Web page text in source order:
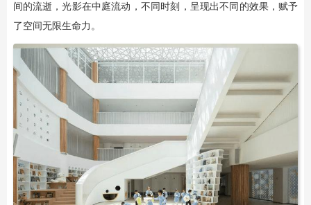
间的流逝，光影在中庭流动，不同时刻，呈现出不同的效果，赋予
了空间无限生命力。